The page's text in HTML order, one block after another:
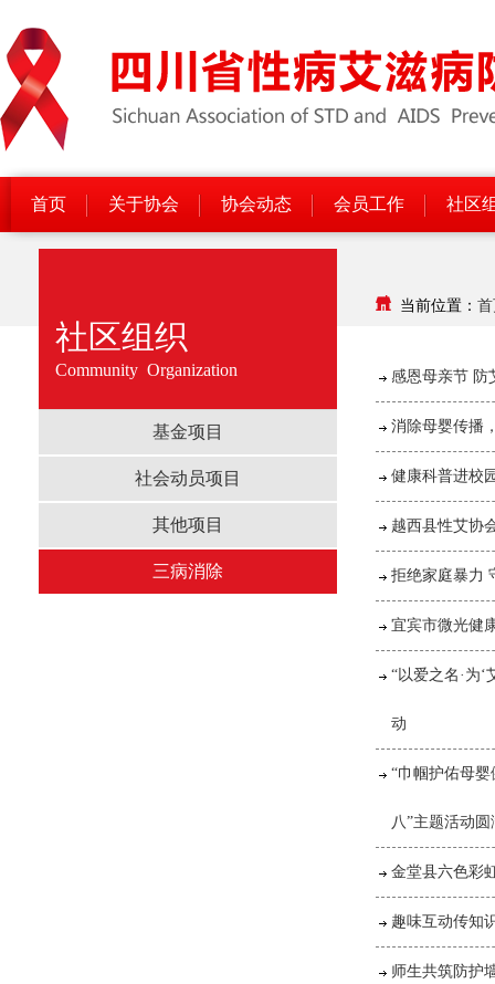
首页 关于协会 协会动态 会员工作 社区
社区组织
Community Organization
基金项目
社会动员项目
其他项目
三病消除
当前位置：
感恩母亲节 防
消除母婴传播
健康科普进校
越西县性艾协
拒绝家庭暴力
宜宾市微光健
“以爱之名·为
动
“巾帼护佑母
八”主题活动
金堂县六色彩
趣味互动传知
师生共筑防护